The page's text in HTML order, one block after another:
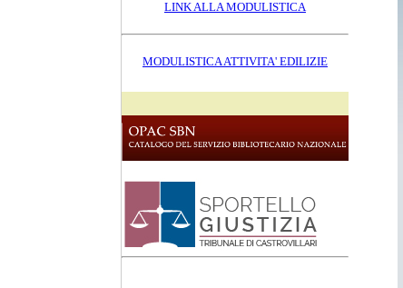
LINK ALLA MODULISTICA
MODULISTICA ATTIVITA' EDILIZIE